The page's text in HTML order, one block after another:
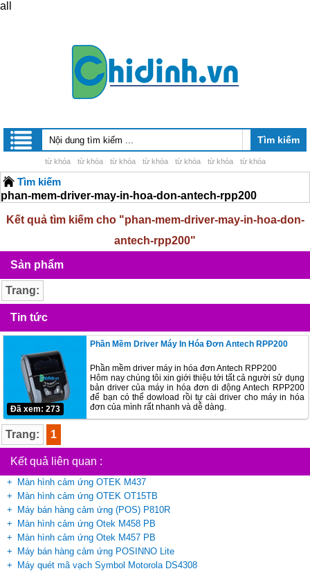
all
từ khóa từ khóa từ khóa từ khóa từ khóa từ khóa từ khóa
Tìm kiếm
phan-mem-driver-may-in-hoa-don-antech-rpp200
Kết quả tìm kiếm cho "phan-mem-driver-may-in-hoa-don-
antech-rpp200"
Sản phẩm
Trang:
Tin tức
Phần mềm driver máy in hóa đơn Antech RPP200
Hôm nay chúng tôi xin giới thiệu tới tất cả người sử dụng
bản driver của máy in hóa đơn di động Antech RPP200
để bạn có thể dowload rồi tự cài driver cho máy in hóa
đơn của mình rất nhanh và dễ dàng.
Đã xem: 273
Phần Mềm Driver Máy In Hóa Đơn Antech RPP200
Trang: 1
Kết quả liên quan :
Màn hình cảm ứng OTEK M437
Màn hình cảm ứng OTEK OT15TB
Máy bán hàng cảm ứng (POS) P810R
Màn hình cảm ứng Otek M458 PB
Màn hình cảm ứng Otek M457 PB
Máy bán hàng cảm ứng POSINNO Lite
Máy quét mã vạch Symbol Motorola DS4308